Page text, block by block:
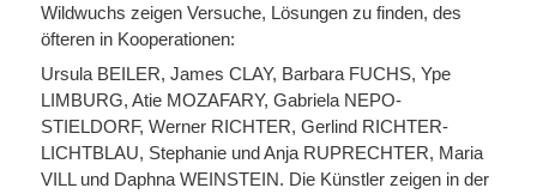
Wildwuchs zeigen Versuche, Lösungen zu finden, des
öfteren in Kooperationen:
Ursula BEILER, James CLAY, Barbara FUCHS, Ype
LIMBURG, Atie MOZAFARY, Gabriela NEPO-
STIELDORF, Werner RICHTER, Gerlind RICHTER-
LICHTBLAU, Stephanie und Anja RUPRECHTER, Maria
VILL und Daphna WEINSTEIN. Die Künstler zeigen in der